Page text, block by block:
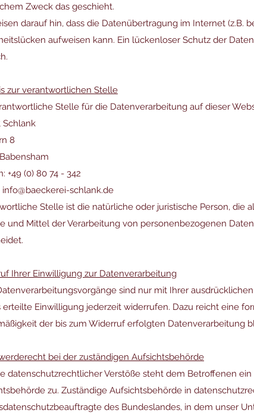
Zweck das geschieht.
darauf hin, dass die Datenübertragung im Internet (z.B.
aufweisen kann. Ein lückenloser Schutz der
zur verantwortlichen Stelle
Stelle für die Datenverarbeitung auf dieser
Schlank
8
+49 (0) 80 74 - 342
info@baeckerei-schlank.de
Stelle ist die natürliche oder juristische Person, die
und Mittel der Verarbeitung von personenbezogenen Daten
Ihrer Einwilligung zur Datenverarbeitung
sind nur mit Ihrer
erteilte Einwilligung jederzeit widerrufen. Dazu reicht eine
der bis zum Widerruf erfolgten Datenverarbeitung
bei der zuständigen Aufsichtsbehörde
datenschutzrechtlicher Verstöße steht dem Betroffenen
zu. Zuständige Aufsichtsbehörde in
des Bundeslandes, in dem unser